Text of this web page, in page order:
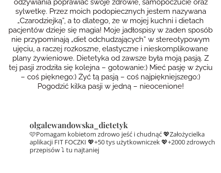
odżywiania poprawiać swoje zdrowie, samopoczucie oraz
sylwetkę. Przez moich podopiecznych jestem nazywana
„Czarodziejką”, a to dlatego, że w mojej kuchni i dietach
pacjentów dzieje się magia! Moje jadłospisy w żaden sposób
nie przypominają „diet odchudzających” w stereotypowym
ujęciu, a raczej rozkoszne, elastyczne i nieskomplikowane
plany żywieniowe. Dietetyka od zawsze była moją pasją. Z
tej pasji zrodziła się kolejna – gotowanie:) Mieć pasję w życiu
– coś pięknego:) Żyć tą pasją – coś najpiękniejszego:)
Pogodzić kilka pasji w jedną – nieocenione!
olgalewandowska_dietetyk
🩷Pomagam kobietom zdrowo jeść i chudnąć💖Założycielka
aplikacji FIT FOCZKI 💖+50 tys użytkowniczek💖+2000 zdrowych
przepisów ⤵️ tu najtaniej